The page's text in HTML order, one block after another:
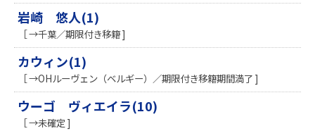
岩崎 悠人(1)
［ →千葉／期限付き移籍 ]
カウィン(1)
［ →OHルーヴェン（ベルギー）／期限付き移籍期間満了 ]
ウーゴ ヴィエイラ(10)
［ →未確定 ]